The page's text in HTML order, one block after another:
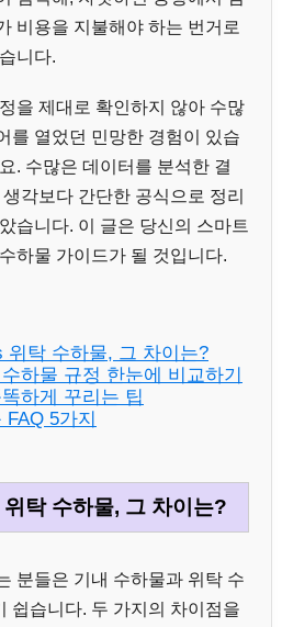
비용을 지불해야 하는 번거로
니다.
을 제대로 확인하지 않아 수많
를 열었던 민망한 경험이 있습
. 수많은 데이터를 분석한 결
각보다 간단한 공식으로 정리
습니다. 이 글은 당신의 스마트
하물 가이드가 될 것입니다.
위탁 수하물, 그 차이는?
하물 규정 한눈에 비교하기
하게 꾸리는 팁
5가지
탁 수하물, 그 차이는?
분들은 기내 수하물과 위탁 수
쉽습니다. 두 가지의 차이점을